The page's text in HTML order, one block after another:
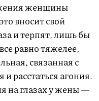
женщины
вносит свой
и терпят, лишь бы
равно тяжелее,
связанная с
расстаться агония.
на глазах у жены —